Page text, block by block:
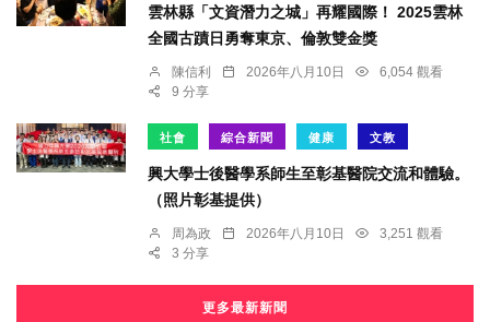
雲林縣「文資潛力之城」再耀國際！ 2025雲林
全國古蹟日勇奪東京、倫敦雙金獎
陳信利 2026年八月10日
6,054 觀看
9 分享
社會 綜合新聞 健康 文教
興大學士後醫學系師生至彰基醫院交流和體驗。
（照片彰基提供）
周為政 2026年八月10日
3,251 觀看
3 分享
更多最新新聞